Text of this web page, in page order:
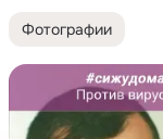
Фотографии